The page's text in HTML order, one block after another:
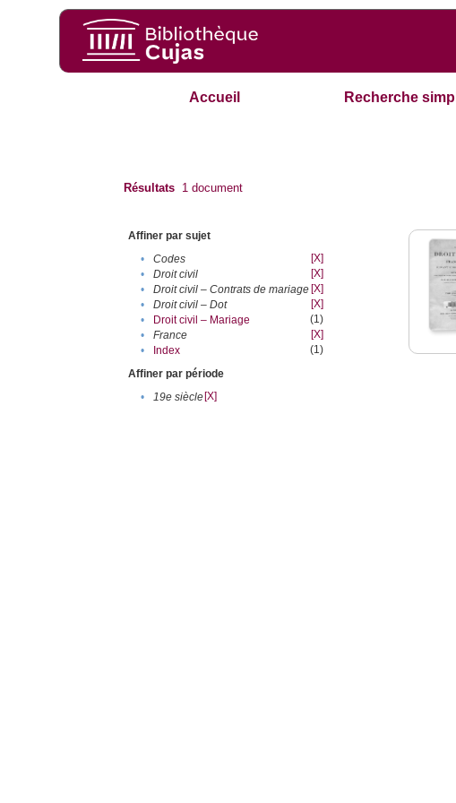
Accueil Recherche
Résultats 1 document
Affiner par sujet
•
Codes
[X]
•
Droit civil
[X]
•
Droit civil – Contrats de mariage [X]
•
Droit civil – Dot
[X]
•
Droit civil – Mariage
(1)
•
France
[X]
•
Index
(1)
Affiner par période
•
19e siècle[X]